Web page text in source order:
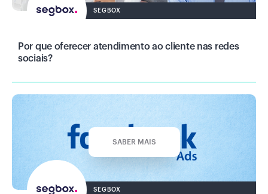
SEGBOX
Por que oferecer atendimento ao cliente nas redes
sociais?
SEGBOX
SABER MAIS